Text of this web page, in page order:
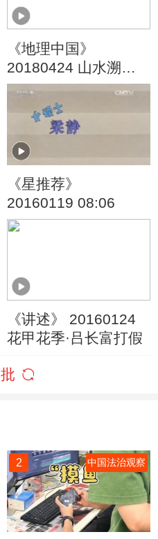
《地理中国》
20180424 山水溯名·
嵖岈寻宝
《星推荐》
20160119 08:06
《讲述》 20160124
花甲花季·吕长富打假
2 中国法治观察